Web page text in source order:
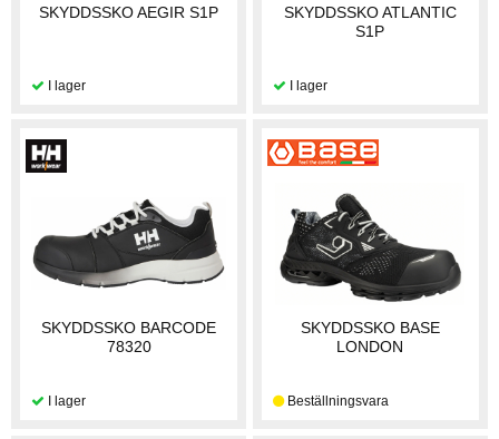
SKYDDSSKO AEGIR S1P
SKYDDSSKO ATLANTIC
S1P
SKYDDSSKO BARCODE
78320
SKYDDSSKO BASE
LONDON